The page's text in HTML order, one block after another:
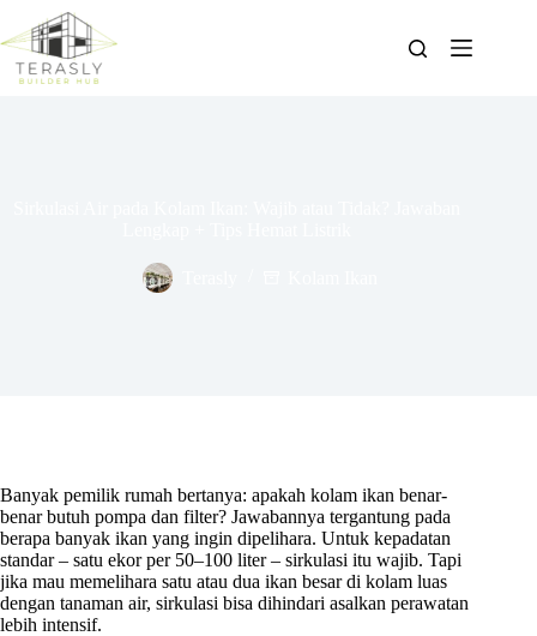
content
Banyak pemilik rumah bertanya: apakah kolam ikan benar-
benar butuh pompa dan filter? Jawabannya tergantung pada
berapa banyak ikan yang ingin dipelihara. Untuk kepadatan
standar – satu ekor per 50–100 liter – sirkulasi itu wajib. Tapi
jika mau memelihara satu atau dua ikan besar di kolam luas
dengan tanaman air, sirkulasi bisa dihindari asalkan perawatan
lebih intensif.